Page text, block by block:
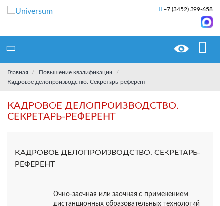
+7 (3452) 399-658
Главная
Повышение квалификации
Кадровое делопроизводство. Секретарь-референт
КАДРОВОЕ ДЕЛОПРОИЗВОДСТВО.
СЕКРЕТАРЬ-РЕФЕРЕНТ
КАДРОВОЕ ДЕЛОПРОИЗВОДСТВО. СЕКРЕТАРЬ-
РЕФЕРЕНТ
Очно-заочная или заочная с применением
дистанционных образовательных технологий